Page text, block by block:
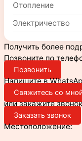
Отопление
Электричество
Получить более
Позвоните по
Позвонить
Напишите в
Свяжитесь со
или закажите звонок
Заказать звонок
Местоположение: